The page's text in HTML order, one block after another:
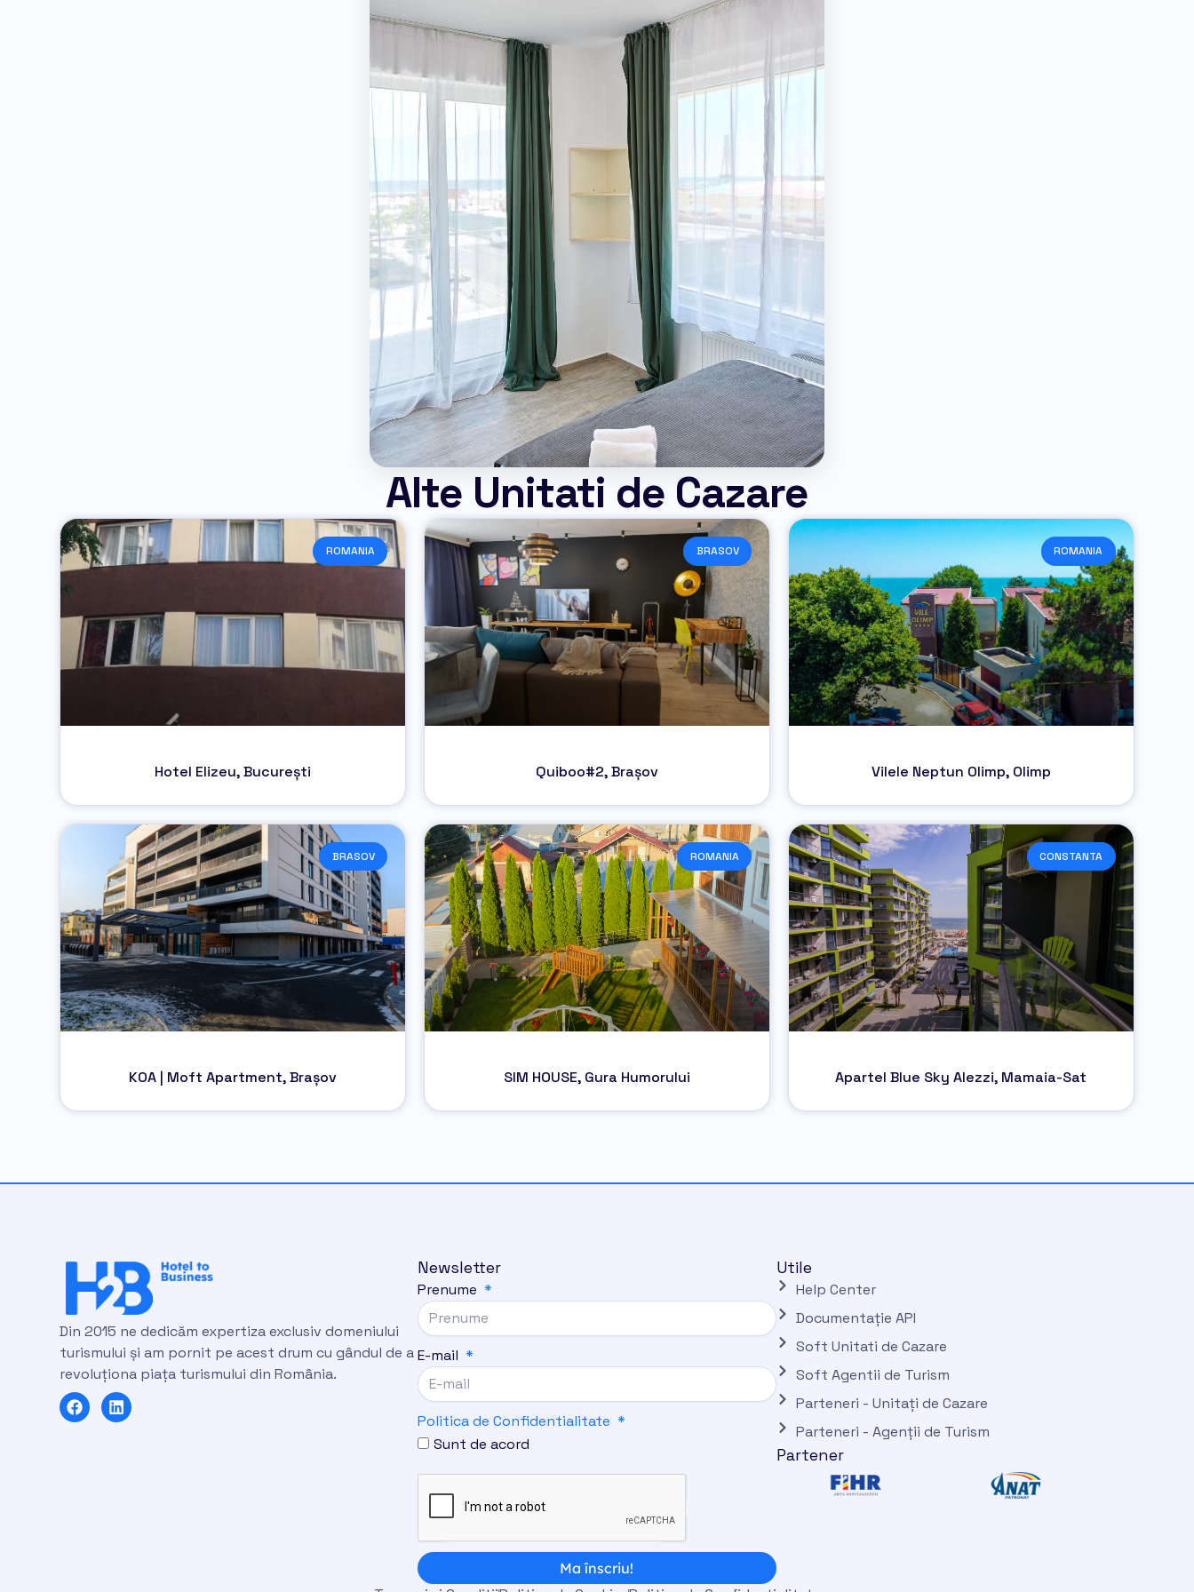
Alte Unitati de Cazare
ROMANIA
Hotel Elizeu, București
BRASOV
Quiboo#2, Brașov
ROMANIA
Vilele Neptun Olimp, Olimp
BRASOV
KOA | Moft Apartment, Brașov
ROMANIA
SIM HOUSE, Gura Humorului
CONSTANTA
Apartel Blue Sky Alezzi, Mamaia-Sat
Din 2015 ne dedicăm expertiza exclusiv domeniului
turismului și am pornit pe acest drum cu gândul de a
revoluționa piața turismului din România.
F
a
L
i
Newsletter
Prenume
E-mail
Politica de Confidentialitate
Sunt de acord
Ma înscriu!
Utile
Help Center
Documentație API
Soft Unitati de Cazare
Soft Agentii de Turism
Parteneri - Unitați de Cazare
Parteneri - Agenții de Turism
Partener